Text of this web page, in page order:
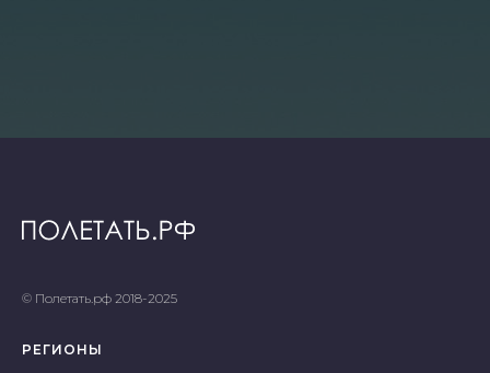
© Полетать.рф 2018-2025
РЕГИОНЫ